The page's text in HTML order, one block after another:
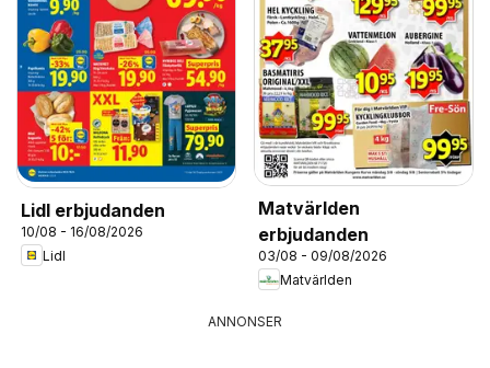
Lidl erbjudanden
10/08 - 16/08/2026
Lidl
Matvärlden
erbjudanden
03/08 - 09/08/2026
Matvärlden
ANNONSER